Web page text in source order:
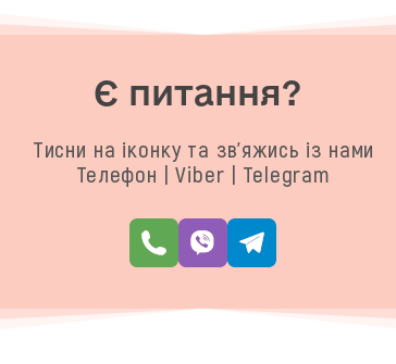
Є питання?
Тисни на іконку та зв'яжись із нами
Телефон | Viber | Telegram